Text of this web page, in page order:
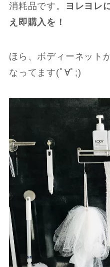
消耗品です。
ヨレヨレ
え即購入を！
ほら、ボディーネット
なってます(ﾟ∀ﾟ;)